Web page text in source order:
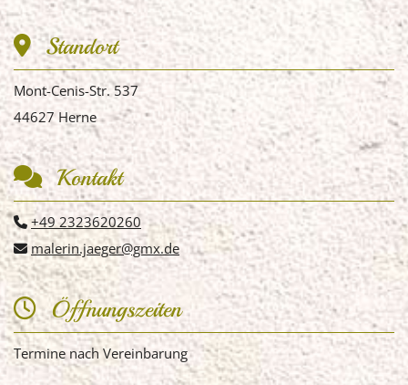
Standort
Mont-Cenis-Str. 537
44627 Herne
Kontakt
 +49 2323620260
 malerin.jaeger@gmx.de
Öffnungszeiten
Termine nach Vereinbarung